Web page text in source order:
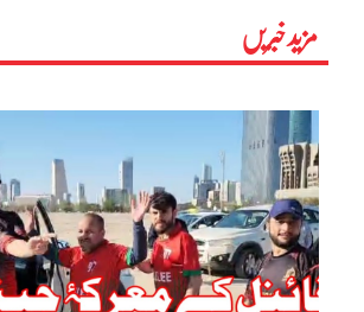
مزید خبریں